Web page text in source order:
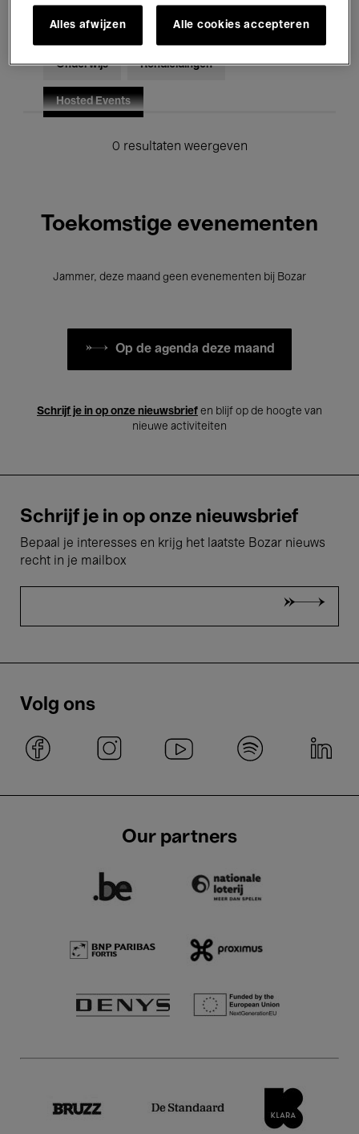
Voor iedereen Kids’ Palace
Onderwijs Rondleidingen
Hosted Events
0 resultaten weergeven
Toekomstige evenementen
Jammer, deze maand geen evenementen bij Bozar
Op de agenda deze maand
Schrijf je in op onze nieuwsbrief en blijf op de hoogte van
nieuwe activiteiten
Schrijf je in op onze nieuwsbrief
Bepaal je interesses en krijg het laatste Bozar nieuws
recht in je mailbox
Volg ons
Our partners
Alles afwijzen Alle cookies accepteren